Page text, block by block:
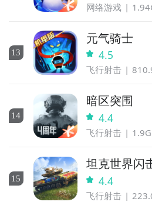
网络游戏
13
元气骑士
4.5
飞行射击
14
暗区突围
4.4
飞行射击
15
坦克世界闪
4.4
飞行射击